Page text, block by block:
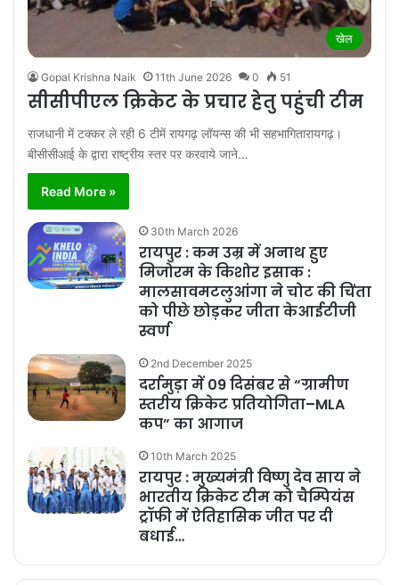
खेल
Gopal Krishna Naik 11th June 2026 0 51
सीसीपीएल क्रिकेट के प्रचार हेतु पहुंची टीम
राजधानी में टक्कर ले रही 6 टीमें रायगढ़ लॉयन्स की भी सहभागितारायगढ़।
बीसीसीआई के द्वारा राष्ट्रीय स्तर पर करवाये जाने…
Read More »
30th March 2026
रायपुर : कम उम्र में अनाथ हुए
मिजोरम के किशोर इसाक :
मालसावमटलुआंगा ने चोट की चिंता
को पीछे छोड़कर जीता केआईटीजी
स्वर्ण
2nd December 2025
दर्रामुड़ा में 09 दिसंबर से “ग्रामीण
स्तरीय क्रिकेट प्रतियोगिता–MLA
कप” का आगाज
10th March 2025
रायपुर : मुख्यमंत्री विष्णु देव साय ने
भारतीय क्रिकेट टीम को चैम्पियंस
ट्रॉफी में ऐतिहासिक जीत पर दी
बधाई…